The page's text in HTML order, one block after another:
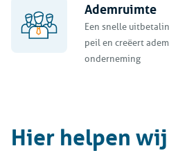
Ademruimte
Een snelle
peil en creëert
onderneming
Hier helpen